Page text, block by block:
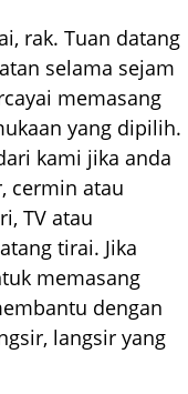
rak. Tuan datang
selama sejam
memasang
yang dipilih.
kami jika anda
cermin atau
TV atau
tirai. Jika
memasang
dengan
langsir yang